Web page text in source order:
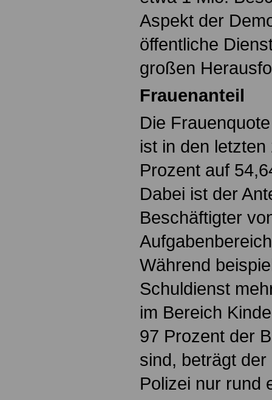
Aspekt der
öffentliche
großen
Frauenanteil
Die
ist in den
Prozent auf
Dabei ist der
Beschäftigter
Während
Schuldienst
im Bereich
97 Prozent der
sind, beträgt
Polizei nur rund